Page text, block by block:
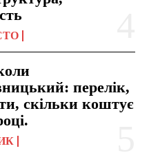
перелік,
скільки коштує